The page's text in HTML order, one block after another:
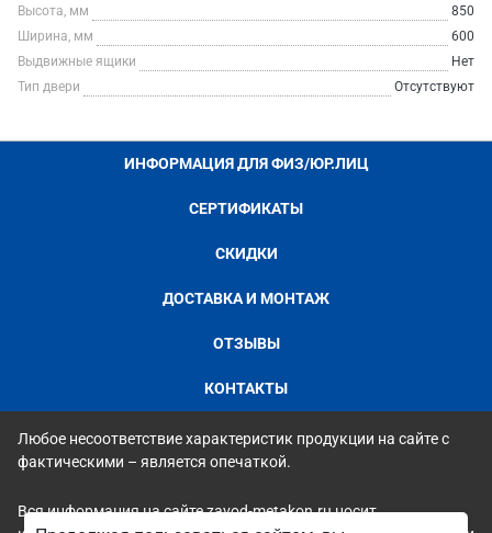
Высота, мм
850
Ширина, мм
600
Выдвижные ящики
Нет
Тип двери
Отсутствуют
ИНФОРМАЦИЯ ДЛЯ ФИЗ/ЮР.ЛИЦ
СЕРТИФИКАТЫ
СКИДКИ
ДОСТАВКА И МОНТАЖ
ОТЗЫВЫ
КОНТАКТЫ
Любое несоответствие характеристик продукции на сайте с
фактическими – является опечаткой.
Вся информация на сайте zavod-metakon.ru носит